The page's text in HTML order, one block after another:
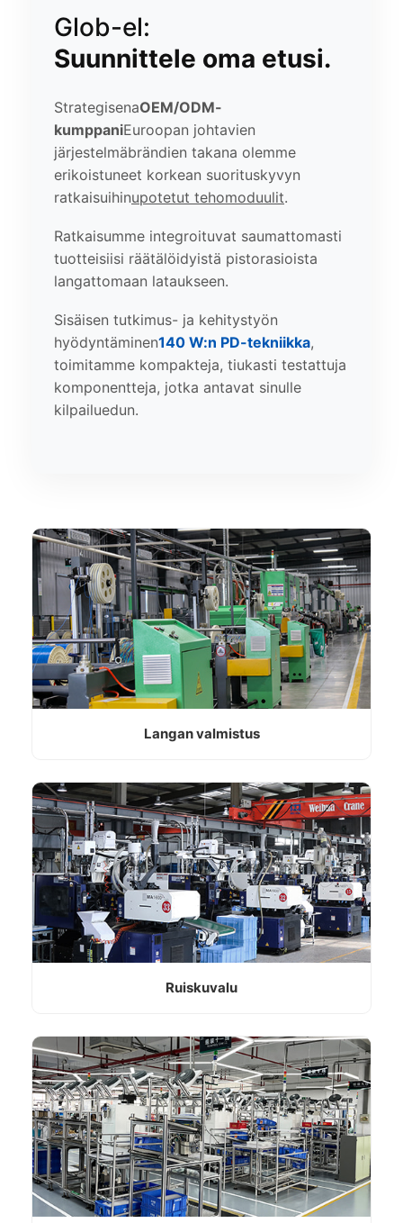
Glob-el:
Suunnittele oma etusi.
StrategisenaOEM/ODM-
kumppaniEuroopan johtavien
järjestelmäbrändien takana olemme
erikoistuneet korkean suorituskyvyn
ratkaisuihinupotetut tehomoduulit.
Ratkaisumme integroituvat saumattomasti
tuotteisiisi räätälöidyistä pistorasioista
langattomaan lataukseen.
Sisäisen tutkimus- ja kehitystyön
hyödyntäminen140 W:n PD-tekniikka,
toimitamme kompakteja, tiukasti testattuja
komponentteja, jotka antavat sinulle
kilpailuedun.
Langan valmistus
Ruiskuvalu